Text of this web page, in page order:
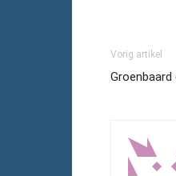
Vorig artikel
Groenbaard